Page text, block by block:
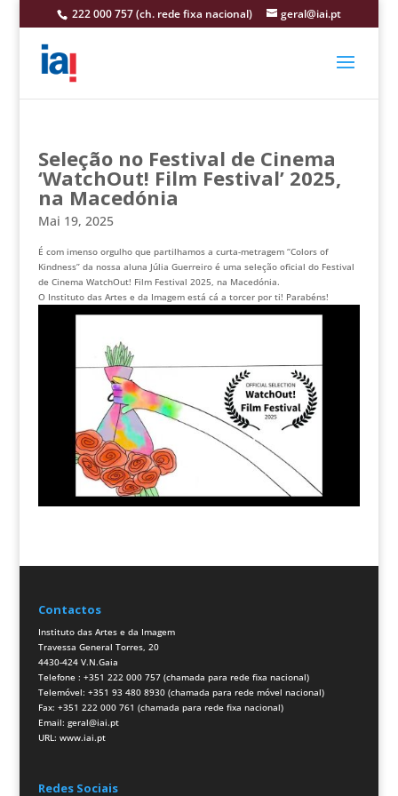
222 000 757 (ch. rede fixa nacional) geral@iai.pt
Seleção no Festival de Cinema
‘WatchOut! Film Festival’ 2025,
na Macedónia
Mai 19, 2025
É com imenso orgulho que partilhamos a curta-metragem “Colors of
Kindness” da nossa aluna Júlia Guerreiro é uma seleção oficial do Festival
de Cinema WatchOut! Film Festival 2025, na Macedónia.
O Instituto das Artes e da Imagem está cá a torcer por ti! Parabéns!
Contactos
Instituto das Artes e da Imagem
Travessa General Torres, 20
4430-424 V.N.Gaia
Telefone : +351 222 000 757 (chamada para rede fixa nacional)
Telemóvel: +351 93 480 8930 (chamada para rede móvel nacional)
Fax: +351 222 000 761 (chamada para rede fixa nacional)
Email: geral@iai.pt
URL: www.iai.pt
Redes Sociais